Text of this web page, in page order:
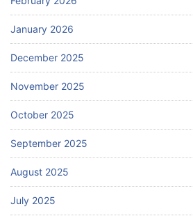
January 2026
December 2025
November 2025
October 2025
September 2025
August 2025
July 2025